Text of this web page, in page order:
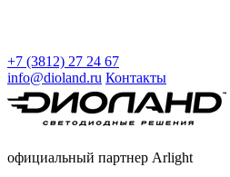
+7 (3812) 27 24 67
info@dioland.ru Контакты
официальный партнер Arlight